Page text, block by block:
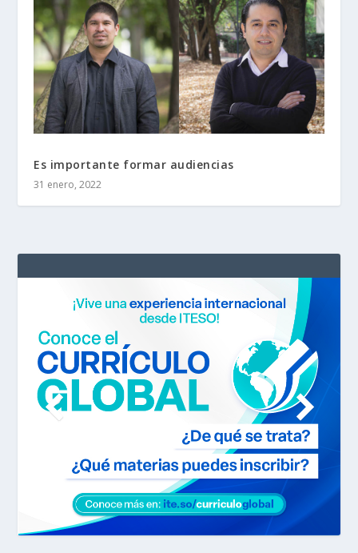
Es importante formar audiencias
31 enero, 2022